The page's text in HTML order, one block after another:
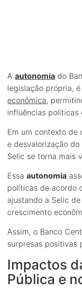
A autonomia do
legislação própria, é
econômica,
influências políticas
Em um contexto de
e desvalorização
Selic se torna mais
Essa autonomia
políticas de acordo
ajustando a Selic
crescimento
Assim, o Banco
surpresas positivas
Impactos
Pública e